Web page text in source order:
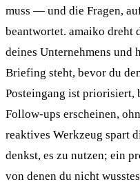
muss — und die Fragen,
beantwortet. amaiko dreht
deines Unternehmens und
Briefing steht, bevor du
Posteingang ist priorisiert,
Follow-ups erscheinen,
reaktives Werkzeug spart
denkst, es zu nutzen; ein
von denen du nicht